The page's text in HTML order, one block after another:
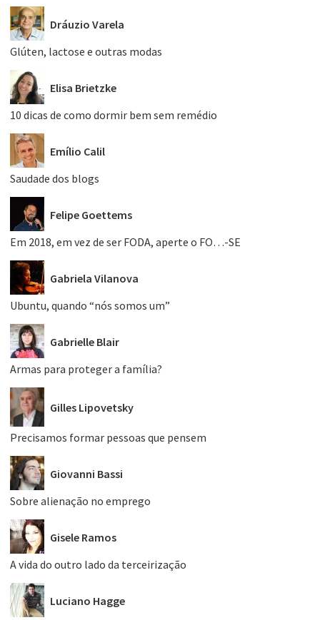
Dráuzio Varela
Glúten, lactose e outras modas
Elisa Brietzke
10 dicas de como dormir bem sem remédio
Emílio Calil
Saudade dos blogs
Felipe Goettems
Em 2018, em vez de ser FODA, aperte o FO…-SE
Gabriela Vilanova
Ubuntu, quando “nós somos um”
Gabrielle Blair
Armas para proteger a família?
Gilles Lipovetsky
Precisamos formar pessoas que pensem
Giovanni Bassi
Sobre alienação no emprego
Gisele Ramos
A vida do outro lado da terceirização
Luciano Hagge